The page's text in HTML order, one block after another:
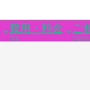
費用・料金
FEE
ご